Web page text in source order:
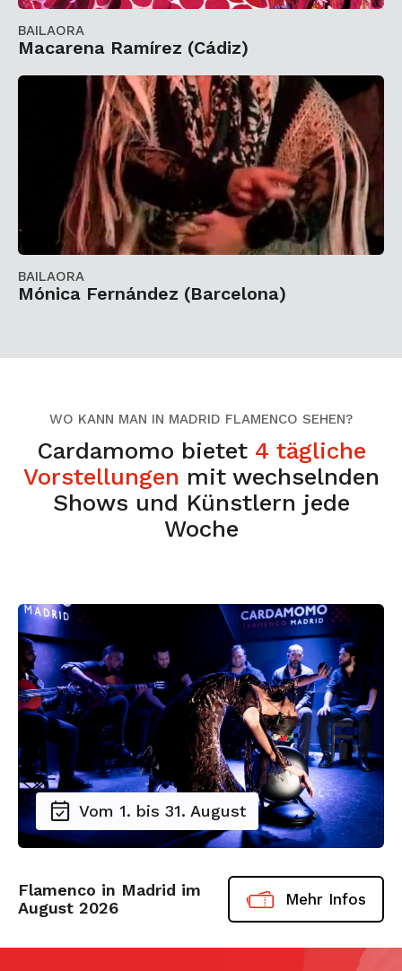
BAILAORA
Macarena Ramírez (Cádiz)
BAILAORA
Mónica Fernández (Barcelona)
WO KANN MAN IN MADRID FLAMENCO SEHEN?
Cardamomo bietet 4 tägliche
Vorstellungen mit wechselnden
Shows und Künstlern jede
Woche
Vom 1. bis 31. August
Flamenco in Madrid im
August 2026
Mehr Infos